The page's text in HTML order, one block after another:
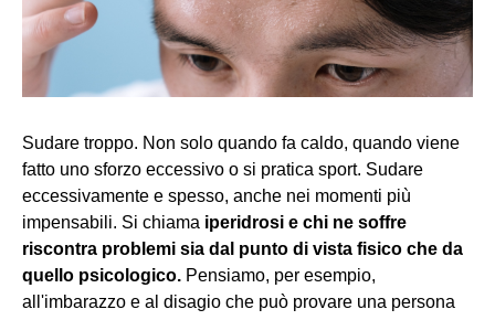
Sudare troppo. Non solo quando fa caldo, quando viene
fatto uno sforzo eccessivo o si pratica sport. Sudare
eccessivamente e spesso, anche nei momenti più
impensabili. Si chiama iperidrosi e chi ne soffre
riscontra problemi sia dal punto di vista fisico che da
quello psicologico. Pensiamo, per esempio,
all'imbarazzo e al disagio che può provare una persona